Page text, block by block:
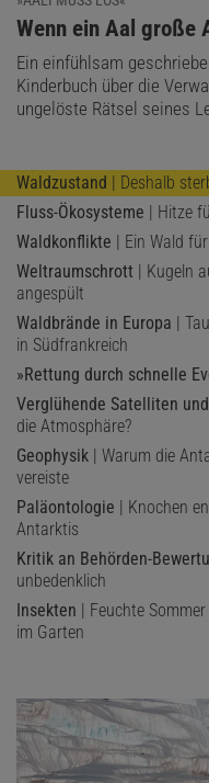
:
Wenn ein Aal große
Ein einfühlsam
Kinderbuch über die
ungelöste Rätsel seines
Waldzustand | Deshalb
Fluss-Ökosysteme | Hitze
Waldkonflikte | Ein Wald
Weltraumschrott | Kugeln
angespült
Waldbrände in Europa |
in Südfrankreich
»Rettung durch schnelle
Verglühende Satelliten
die Atmosphäre?
Geophysik | Warum die
vereiste
Paläontologie | Knochen
Antarktis
Kritik an Behörden-
unbedenklich
Insekten | Feuchte
im Garten